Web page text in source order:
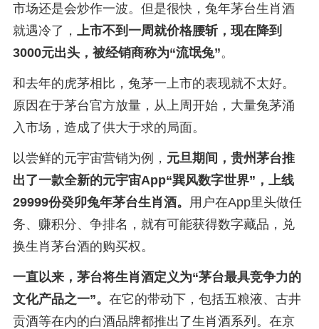
市场还是会炒作一波。但是很快，兔年茅台生肖酒
就遇冷了，
上市不到一周就价格腰斩，现在降到
3000元出头，被经销商称为“流氓兔”。
和去年的虎茅相比，兔茅一上市的表现就不太好。
原因在于茅台官方放量，从上周开始，大量兔茅涌
入市场，造成了供大于求的局面。
以尝鲜的元宇宙营销为例， 元旦期间，贵州茅台推
出了一款全新的元宇宙App“巽风数字世界”，上线
29999份癸卯兔年茅台生肖酒。
用户在App里头做任
务、赚积分、争排名，就有可能获得数字藏品，兑
换生肖茅台酒的购买权。
一直以来，茅台将生肖酒定义为“茅台最具竞争力的
文化产品之一”。 在它的带动下，包括五粮液、古井
贡酒等在内的白酒品牌都推出了生肖酒系列。在京